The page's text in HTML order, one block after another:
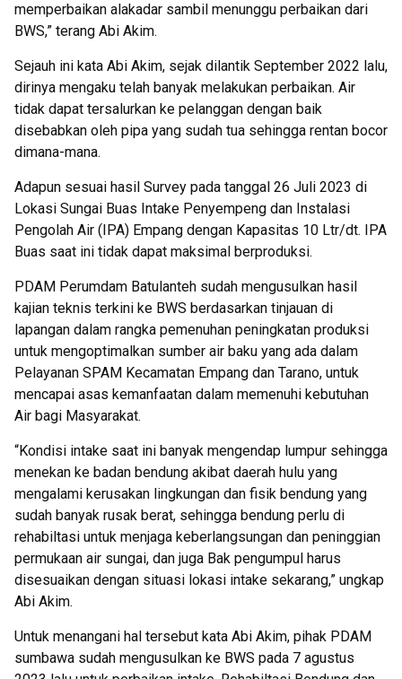
memperbaikan alakadar sambil menunggu perbaikan dari
BWS,” terang Abi Akim.
Sejauh ini kata Abi Akim, sejak dilantik September 2022 lalu,
dirinya mengaku telah banyak melakukan perbaikan. Air
tidak dapat tersalurkan ke pelanggan dengan baik
disebabkan oleh pipa yang sudah tua sehingga rentan bocor
dimana-mana.
Adapun sesuai hasil Survey pada tanggal 26 Juli 2023 di
Lokasi Sungai Buas Intake Penyempeng dan Instalasi
Pengolah Air (IPA) Empang dengan Kapasitas 10 Ltr/dt. IPA
Buas saat ini tidak dapat maksimal berproduksi.
PDAM Perumdam Batulanteh sudah mengusulkan hasil
kajian teknis terkini ke BWS berdasarkan tinjauan di
lapangan dalam rangka pemenuhan peningkatan produksi
untuk mengoptimalkan sumber air baku yang ada dalam
Pelayanan SPAM Kecamatan Empang dan Tarano, untuk
mencapai asas kemanfaatan dalam memenuhi kebutuhan
Air bagi Masyarakat.
“Kondisi intake saat ini banyak mengendap lumpur sehingga
menekan ke badan bendung akibat daerah hulu yang
mengalami kerusakan lingkungan dan fisik bendung yang
sudah banyak rusak berat, sehingga bendung perlu di
rehabiltasi untuk menjaga keberlangsungan dan peninggian
permukaan air sungai, dan juga Bak pengumpul harus
disesuaikan dengan situasi lokasi intake sekarang,” ungkap
Abi Akim.
Untuk menangani hal tersebut kata Abi Akim, pihak PDAM
sumbawa sudah mengusulkan ke BWS pada 7 agustus